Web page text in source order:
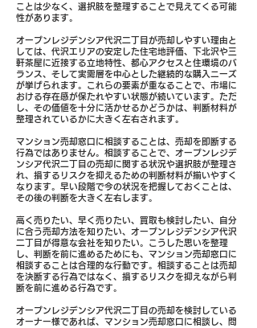
ことは少なく、選択肢を整理することで見えてくる可能
性があります。
オープンレジデンシア代沢二丁目が売却しやすい理由と
しては、代沢エリアの安定した住宅地評価、下北沢や三
軒茶屋に近接する立地特性、都心アクセスと住環境のバ
ランス、そして実需層を中心とした継続的な購入ニーズ
が挙げられます。これらの要素が重なることで、市場に
おける存在感が保たれやすい状態が続いています。ただ
し、その価値を十分に活かせるかどうかは、判断材料が
整理されているかに大きく左右されます。
マンション売却窓口に相談することは、売却を即断する
行為ではありません。相談することで、オープンレジデ
ンシア代沢二丁目の売却に関する状況や選択肢が整理さ
れ、損するリスクを抑えるための判断材料が揃いやすく
なります。早い段階で今の状況を把握しておくことは、
その後の判断を大きく左右します。
高く売りたい、早く売りたい、買取も検討したい、自分
に合う売却方法を知りたい、オープンレジデンシア代沢
二丁目が得意な会社を知りたい。こうした思いを整理
し、判断を前に進めるためにも、マンション売却窓口に
相談することは合理的な行動です。相談することは売却
を決断する行為ではなく、損するリスクを抑えながら判
断を前に進める行為です。
オープンレジデンシア代沢二丁目の売却を検討している
オーナー様であれば、マンション売却窓口に相談し、問